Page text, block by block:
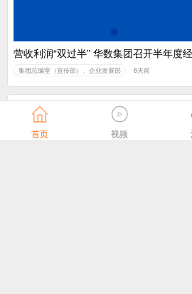
营收利润“双过半” 华数集团召开半年度
集团总编室（宣传部）、企业发展部 6天前
首页 视频